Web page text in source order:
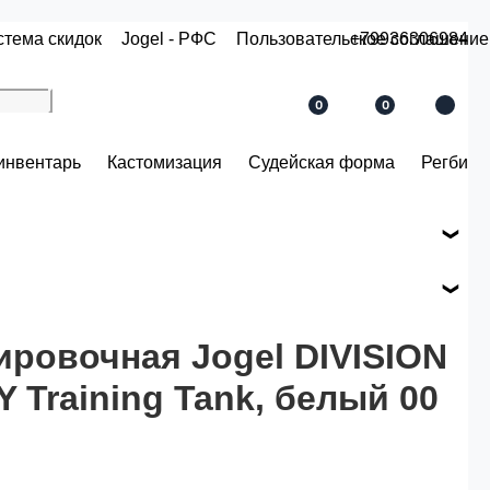
скидок Jogel - РФС Пользовательское соглашение
+79936306984
0 0
Кастомизация Судейская форма
Регби
по розничной цене
Jogel DIVISION
Training Tank, белый 00